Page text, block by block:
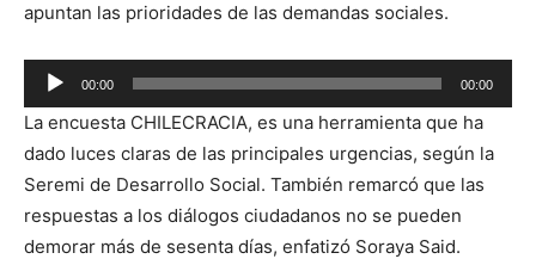
apuntan las prioridades de las demandas sociales.
Reproductor
de
audio
00:00 00:00
La encuesta CHILECRACIA, es una herramienta que ha
dado luces claras de las principales urgencias, según la
Seremi de Desarrollo Social. También remarcó que las
respuestas a los diálogos ciudadanos no se pueden
demorar más de sesenta días, enfatizó Soraya Said.